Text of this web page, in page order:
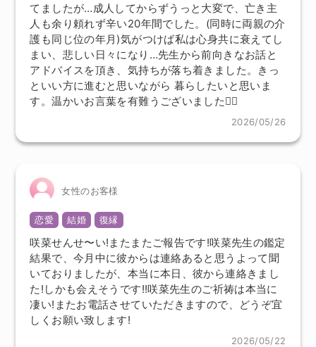
てましたが…成人してからずうっと大変で、亡き主
人も余り頼れず辛い20年間でした。(同時に両親の介
護も同じ位の年月)気がつけば私は心身共に衰えてし
まい、悲しい日々になり…先生から前向きなお話と
アドバイスを頂き、気持ちが落ち着きました。きっ
といい方に進むと思いながら 暮らしたいと思いま
す。温かいお言葉を有難うございました🙇‍♀️
2026/05/26
女性のお客様
恋愛 結婚 復縁
咲菜せんせ〜い!またまたご報告です!咲菜先生の鑑定
結果で、今月中に彼からは連絡あると思うよって聞
いておりましたが、本当に本日、彼から連絡きまし
た!しかも会えそうです!!咲菜先生のご祈祷は本当に
凄い!またお電話させていただきますので、どうぞ宜
しくお願い致します!
2026/05/22